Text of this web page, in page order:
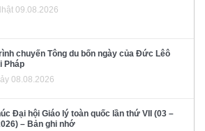
09.08.2026
chuyến Tông du bốn ngày của Đức Lêô
Pháp
08.08.2026
Đại hội Giáo lý toàn quốc lần thứ VII (03 –
– Bản ghi nhớ